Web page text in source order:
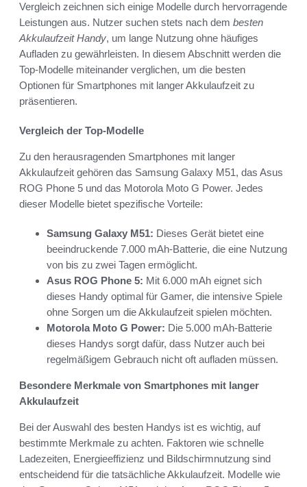
Vergleich zeichnen sich einige Modelle durch hervorragende
Leistungen aus. Nutzer suchen stets nach dem besten
Akkulaufzeit Handy, um lange Nutzung ohne häufiges
Aufladen zu gewährleisten. In diesem Abschnitt werden die
Top-Modelle miteinander verglichen, um die besten
Optionen für Smartphones mit langer Akkulaufzeit zu
präsentieren.
Vergleich der Top-Modelle
Zu den herausragenden Smartphones mit langer
Akkulaufzeit gehören das Samsung Galaxy M51, das Asus
ROG Phone 5 und das Motorola Moto G Power. Jedes
dieser Modelle bietet spezifische Vorteile:
Samsung Galaxy M51: Dieses Gerät bietet eine
beeindruckende 7.000 mAh-Batterie, die eine Nutzung
von bis zu zwei Tagen ermöglicht.
Asus ROG Phone 5: Mit 6.000 mAh eignet sich
dieses Handy optimal für Gamer, die intensive Spiele
ohne Sorgen um die Akkulaufzeit spielen möchten.
Motorola Moto G Power: Die 5.000 mAh-Batterie
dieses Handys sorgt dafür, dass Nutzer auch bei
regelmäßigem Gebrauch nicht oft aufladen müssen.
Besondere Merkmale von Smartphones mit langer
Akkulaufzeit
Bei der Auswahl des besten Handys ist es wichtig, auf
bestimmte Merkmale zu achten. Faktoren wie schnelle
Ladezeiten, Energieeffizienz und Bildschirmnutzung sind
entscheidend für die tatsächliche Akkulaufzeit. Modelle wie